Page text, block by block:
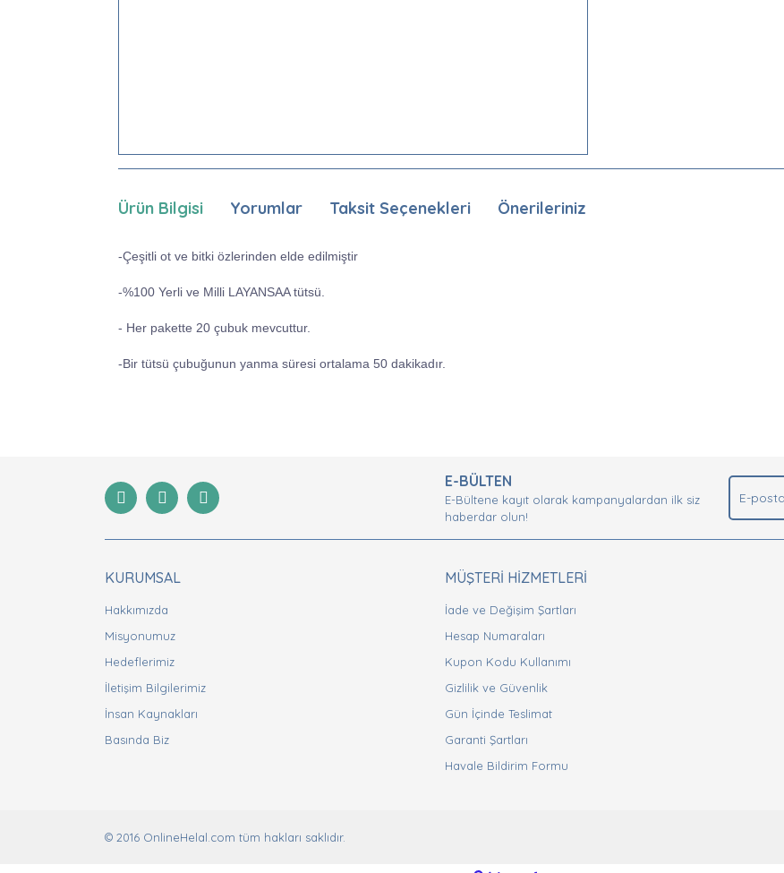
Ürün Bilgisi Yorumlar Taksit Seçenekleri Önerileriniz
-Çeşitli ot ve bitki özlerinden elde edilmiştir
-%100 Yerli ve Milli LAYANSAA tütsü.
- Her pakette 20 çubuk mevcuttur.
-Bir tütsü çubuğunun yanma süresi ortalama 50 dakikadır.
Ürün açıklamasında eksik bilgiler bulunuyor.
Bu ürüne benzer farklı alternatifler olmalı.
E-BÜLTEN
E-Bültene kayıt olarak kampanyalardan ilk siz
haberdar olun!
KURUMSAL
Hakkımızda
Misyonumuz
Hedeflerimiz
İletişim Bilgilerimiz
İnsan Kaynakları
Basında Biz
MÜŞTERİ HİZMETLERİ
İade ve Değişim Şartları
Hesap Numaraları
Kupon Kodu Kullanımı
Gizlilik ve Güvenlik
Gün İçinde Teslimat
Garanti Şartları
Havale Bildirim Formu
© 2016 OnlineHelal.com tüm hakları saklıdır.